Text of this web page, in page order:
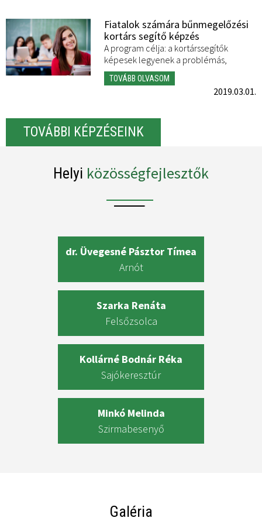
Fiatalok számára bűnmegelőzési
kortárs segítő képzés
A program célja: a kortárssegítők
képesek legyenek a problémás,
veszélyeztetett fiatalok rejtett
populációinak elérésére, a
TOVÁBB OLVASOM
2019.03.01.
TOVÁBBI KÉPZÉSEINK
Helyi közösségfejlesztők
dr. Üvegesné Pásztor Tímea
Arnót
Szarka Renáta
Felsőzsolca
Kollárné Bodnár Réka
Sajókeresztúr
Minkó Melinda
Szirmabesenyő
Galéria